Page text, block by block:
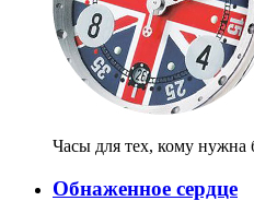
Часы для тех, кому нужна
Обнаженное сердце